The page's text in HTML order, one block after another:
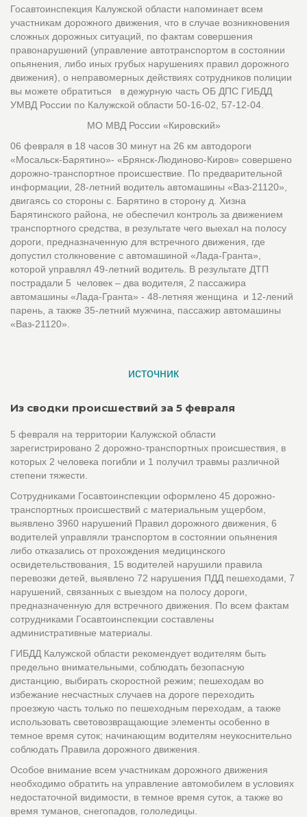
Госавтоинспекция Калужской области напоминает всем
участникам дорожного движения, что в случае возникновения
сложных дорожных ситуаций, по фактам совершения
правонарушений (управление автотранспортом в состоянии
опьянения, либо иных грубых нарушениях правил дорожного
движения), о неправомерных действиях сотрудников полиции
вы можете обратиться в дежурную часть ОБ ДПС ГИБДД
УМВД России по Калужской области 50-16-02, 57-12-04.
МО МВД России «Кировский»
06 февраля в 18 часов 30 минут на 26 км автодороги
«Мосальск-Барятино»- «Брянск-Людиново-Киров» совершено
дорожно-транспортное происшествие. По предварительной
информации, 28-летний водитель автомашины «Ваз-21120»,
двигаясь со стороны с. Барятино в сторону д. Хизна
Барятинского района, не обеспечил контроль за движением
транспортного средства, в результате чего выехал на полосу
дороги, предназначенную для встречного движения, где
допустил столкновение с автомашиной «Лада-Гранта»,
которой управлял 49-летний водитель. В результате ДТП
пострадали 5 человек – два водителя, 2 пассажира
автомашины «Лада-Гранта» - 48-летняя женщина и 12-лений
парень, а также 35-летний мужчина, пассажир автомашины
«Ваз-21120».
источник
Из сводки происшествий за 5 февраля
5 февраля на территории Калужской области
зарегистрировано 2 дорожно-транспортных происшествия, в
которых 2 человека погибли и 1 получил травмы различной
степени тяжести.
Сотрудниками Госавтоинспекции оформлено 45 дорожно-
транспортных происшествий с материальным ущербом,
выявлено 3960 нарушений Правил дорожного движения, 6
водителей управляли транспортом в состоянии опьянения
либо отказались от прохождения медицинского
освидетельствования, 15 водителей нарушили правила
перевозки детей, выявлено 72 нарушения ПДД пешеходами, 7
нарушений, связанных с выездом на полосу дороги,
предназначенную для встречного движения. По всем фактам
сотрудниками Госавтоинспекции составлены
административные материалы.
ГИБДД Калужской области рекомендует водителям быть
предельно внимательными, соблюдать безопасную
дистанцию, выбирать скоростной режим; пешеходам во
избежание несчастных случаев на дороге переходить
проезжую часть только по пешеходным переходам, а также
использовать световозвращающие элементы особенно в
темное время суток; начинающим водителям неукоснительно
соблюдать Правила дорожного движения.
Особое внимание всем участникам дорожного движения
необходимо обратить на управление автомобилем в условиях
недостаточной видимости, в темное время суток, а также во
время туманов, снегопадов, гололедицы.